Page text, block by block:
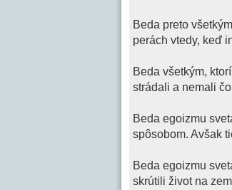
Beda preto
perách vtedy, keď
Beda všetkým,
strádali a nemali
Beda egoizmu
spôsobom. Avšak
Beda egoizmu
skrútili život na